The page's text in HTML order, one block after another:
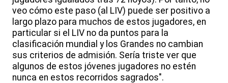
veo cómo este paso (al LIV) puede ser positivo a
largo plazo para muchos de estos jugadores, en
particular si el LIV no da puntos para la
clasificación mundial y los Grandes no cambian
sus criterios de admisión. Sería triste ver que
algunos de estos jóvenes jugadores no estén
nunca en estos recorridos sagrados".